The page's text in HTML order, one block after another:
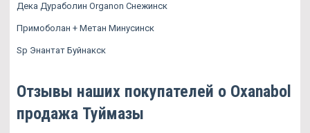
Дека Дураболин Organon Снежинск
Примоболан + Метан Минусинск
Sp Энантат Буйнакск
Отзывы наших покупателей о Oxanabol
продажа Туймазы